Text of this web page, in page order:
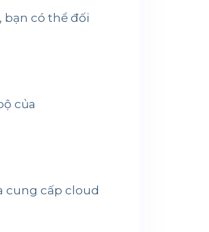
có thể đối
của
cung cấp cloud